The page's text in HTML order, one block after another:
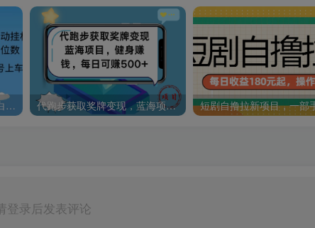
2024最新微信视频号挂机小白轻松日入三位数 代跑步获取奖牌变现，蓝海项目，健身赚钱，每日可赚500+
登录后发表评论